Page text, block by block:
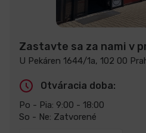
Zastavte sa za nami v
U Pekáren 1644/1a, 102 00
Otváracia doba:
Po - Pia: 9:00 - 18:00
So - Ne: Zatvorené